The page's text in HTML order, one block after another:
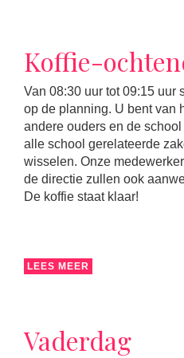
Koffie-
Van 08:30 uur tot 09:15 uur
op de planning. U bent van
andere ouders en de
alle school gerelateerde
wisselen. Onze
de directie zullen ook
De koffie staat klaar!
LEES MEER
Vaderdag